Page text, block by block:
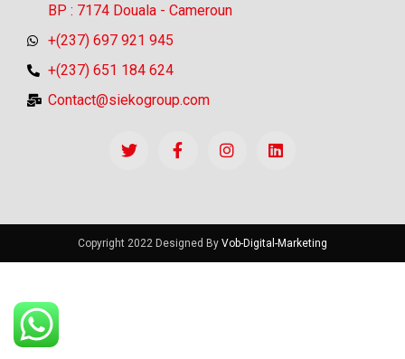
BP : 7174 Douala - Cameroun
+(237) 697 921 945
+(237) 651 184 624
Contact@siekogroup.com
Copyright 2022 Designed By Vob-Digital-Marketing